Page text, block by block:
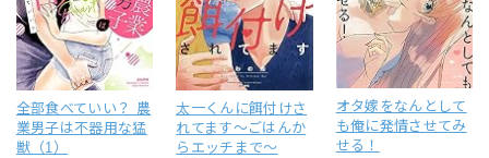
全部食べていい？ 農
業男子は不器用な猛
獣（1）
太一くんに餌付けさ
れてます～ごはんか
らエッチまで～
オタ嫁をなんとして
も俺に発情させてみ
せる！